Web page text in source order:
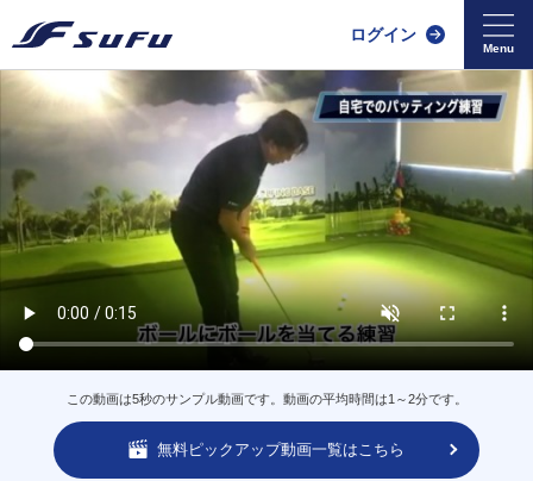
ログイン
この動画は5秒のサンプル動画です。動画の平均時間は1～2分です。
無料ピックアップ動画一覧はこちら